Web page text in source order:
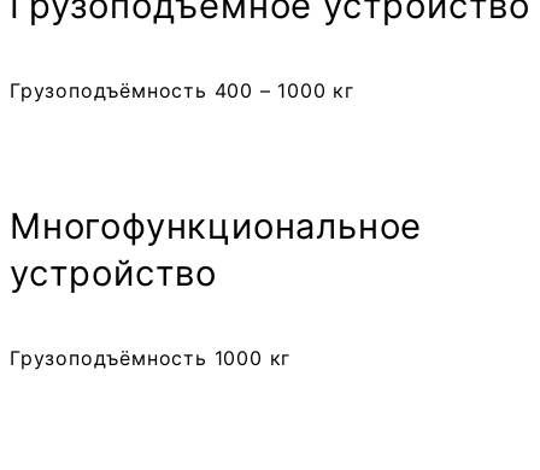
Грузоподъёмность 400 – 1000 кг
Много­функциональ­ное
устройство
Грузоподъёмность 1000 кг